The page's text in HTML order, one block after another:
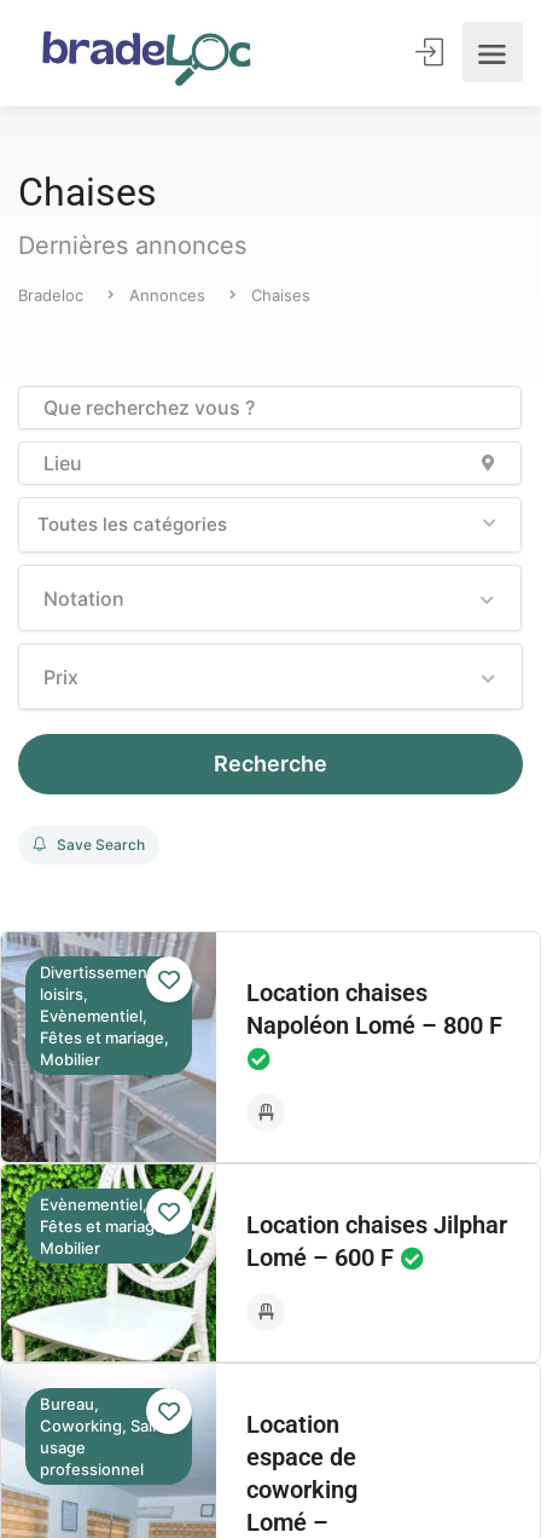
Chaises
Dernières annonces
Bradeloc Annonces Chaises
Toutes les catégories
Notation
Prix
Recherche
Save Search
Divertissement et
loisirs,
Evènementiel,
Fêtes et mariage,
Mobilier
Location chaises
Napoléon Lomé – 800 F
Evènementiel,
Fêtes et mariage,
Mobilier
Location chaises Jilphar
Lomé – 600 F
Bureau,
Coworking, Salle à
usage
professionnel
Location
espace de
coworking
Lomé –